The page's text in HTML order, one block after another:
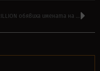
MARILLION обявиха имената на песните в новия албум ‘An Hour Before It’s Dark’